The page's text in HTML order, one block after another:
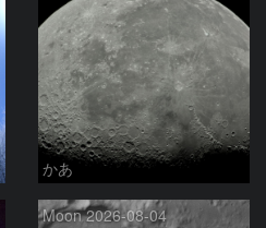
かあ
Moon 2026-08-04